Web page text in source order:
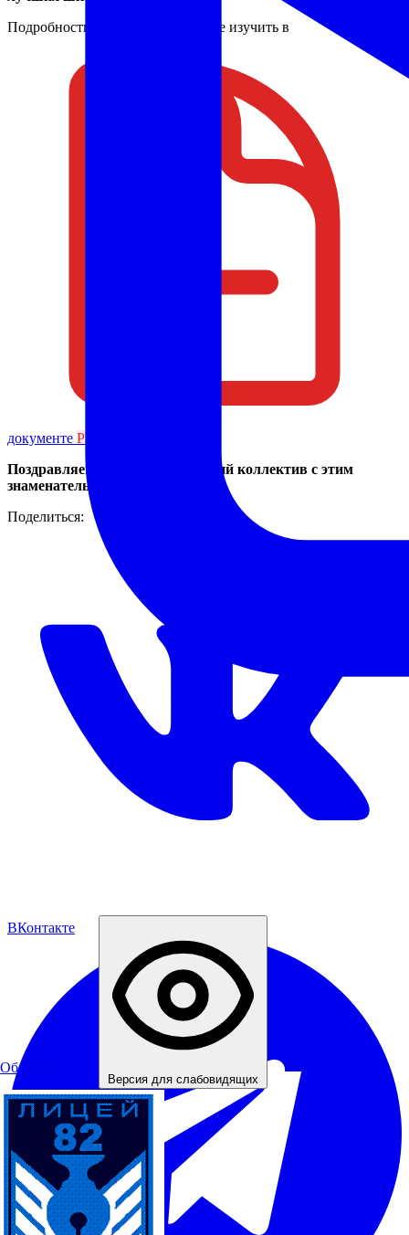
Обратная связь
Версия для слабовидящих
Подробности награждения можете изучить в
документе PDF
Поздравляем весь педагогический коллектив с этим
знаменательным событием!
Поделиться:
ВКонтакте